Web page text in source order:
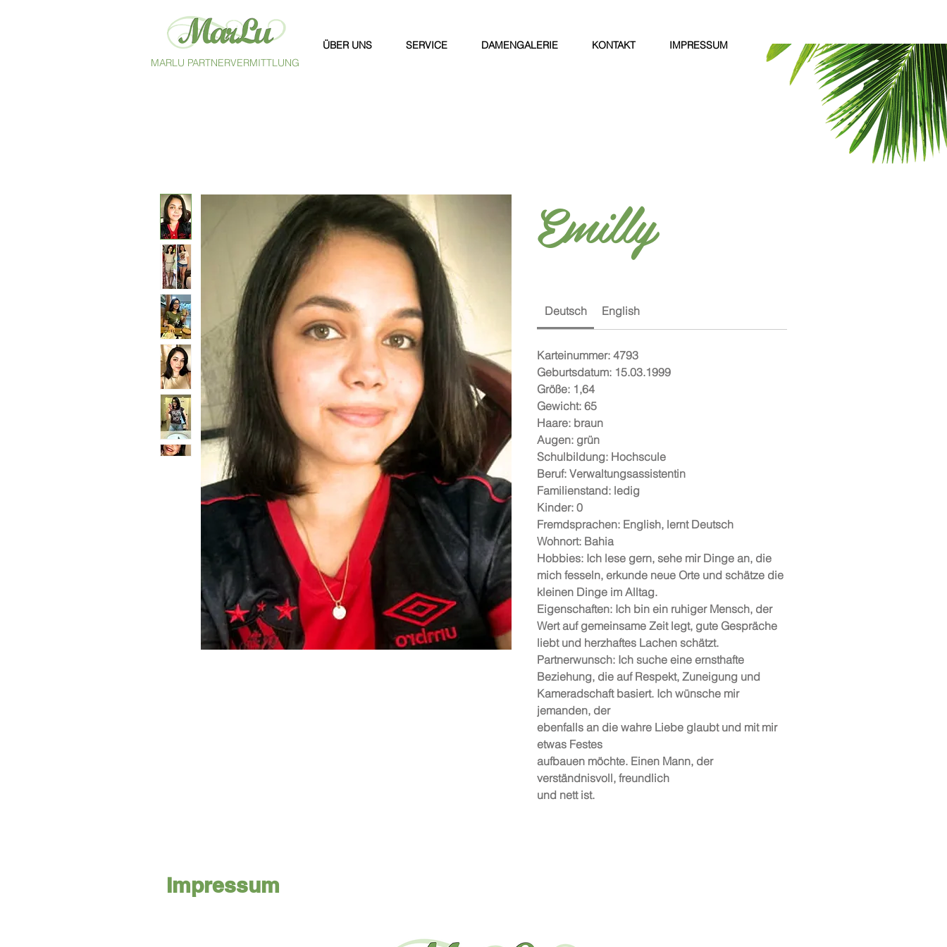
MARLU PARTNERVERMITTLUNG
ÜBER UNS SERVICE DAMENGALERIE KONTAKT IMPRESSUM
Emilly
Deutsch English
Karteinummer: 4793
Geburtsdatum: 15.03.1999
Größe: 1,64
Gewicht: 65
Haare: braun
Augen: grün
Schulbildung: Hochscule
Beruf: Verwaltungsassistentin
Familienstand: ledig
Kinder: 0
Fremdsprachen: English, lernt Deutsch
Wohnort: Bahia
Hobbies: Ich lese gern, sehe mir Dinge an, die
mich fesseln, erkunde neue Orte und schätze die
kleinen Dinge im Alltag.
Eigenschaften: Ich bin ein ruhiger Mensch, der
Wert auf gemeinsame Zeit legt, gute Gespräche
liebt und herzhaftes Lachen schätzt.
Partnerwunsch: Ich suche eine ernsthafte
Beziehung, die auf Respekt, Zuneigung und
Kameradschaft basiert. Ich wünsche mir
jemanden, der
ebenfalls an die wahre Liebe glaubt und mit mir
etwas Festes
aufbauen möchte. Einen Mann, der
verständnisvoll, freundlich
und nett ist.
Impressum